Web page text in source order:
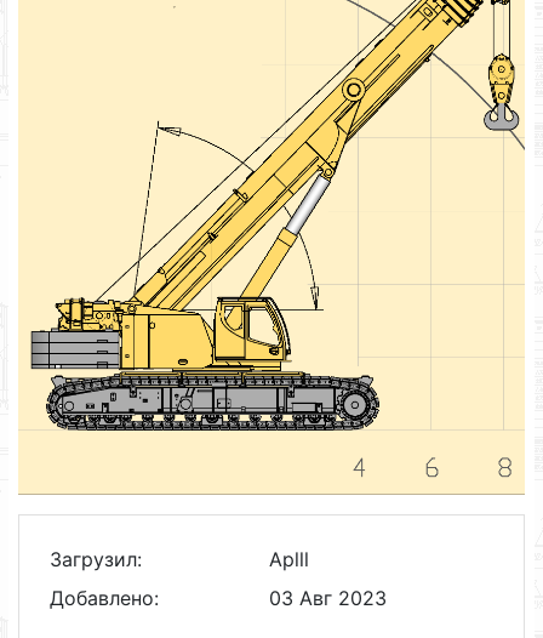
Загрузил:
Aplll
Добавлено:
03 Авг 2023